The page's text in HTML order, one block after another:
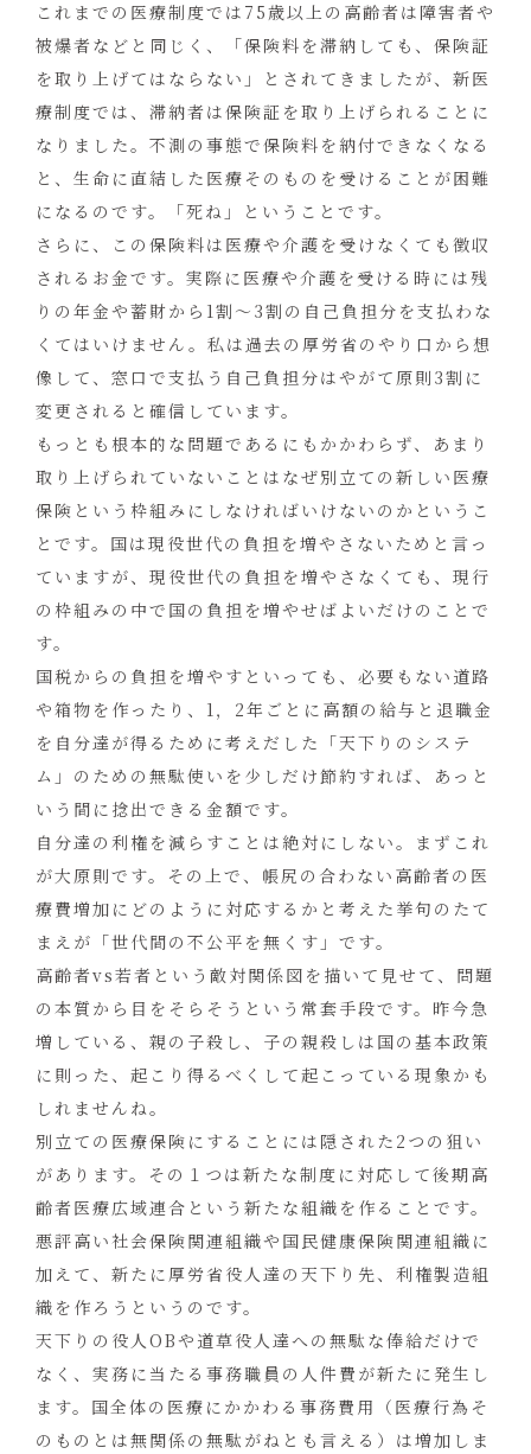
これまでの医療制度では75歳以上の高齢者は障害者や
被爆者などと同じく、「保険料を滞納しても、保険証
を取り上げてはならない」とされてきましたが、新医
療制度では、滞納者は保険証を取り上げられることに
なりました。不測の事態で保険料を納付できなくなる
と、生命に直結した医療そのものを受けることが困難
になるのです。「死ね」ということです。
さらに、この保険料は医療や介護を受けなくても徴収
されるお金です。実際に医療や介護を受ける時には残
りの年金や蓄財から1割〜3割の自己負担分を支払わな
くてはいけません。私は過去の厚労省のやり口から想
像して、窓口で支払う自己負担分はやがて原則3割に
変更されると確信しています。
もっとも根本的な問題であるにもかかわらず、あまり
取り上げられていないことはなぜ別立ての新しい医療
保険という枠組みにしなければいけないのかというこ
とです。国は現役世代の負担を増やさないためと言っ
ていますが、現役世代の負担を増やさなくても、現行
の枠組みの中で国の負担を増やせばよいだけのことで
す。
国税からの負担を増やすといっても、必要もない道路
や箱物を作ったり、1，2年ごとに高額の給与と退職金
を自分達が得るために考えだした「天下りのシステ
ム」のための無駄使いを少しだけ節約すれば、あっと
いう間に捻出できる金額です。
自分達の利権を減らすことは絶対にしない。まずこれ
が大原則です。その上で、帳尻の合わない高齢者の医
療費増加にどのように対応するかと考えた挙句のたて
まえが「世代間の不公平を無くす」です。
高齢者vs若者という敵対関係図を描いて見せて、問題
の本質から目をそらそうという常套手段です。昨今急
増している、親の子殺し、子の親殺しは国の基本政策
に則った、起こり得るべくして起こっている現象かも
しれませんね。
別立ての医療保険にすることには隠された2つの狙い
があります。その１つは新たな制度に対応して後期高
齢者医療広域連合という新たな組織を作ることです。
悪評高い社会保険関連組織や国民健康保険関連組織に
加えて、新たに厚労省役人達の天下り先、利権製造組
織を作ろうというのです。
天下りの役人OBや道草役人達への無駄な俸給だけで
なく、実務に当たる事務職員の人件費が新たに発生し
ます。国全体の医療にかかわる事務費用（医療行為そ
のものとは無関係の無駄がねとも言える）は増加しま